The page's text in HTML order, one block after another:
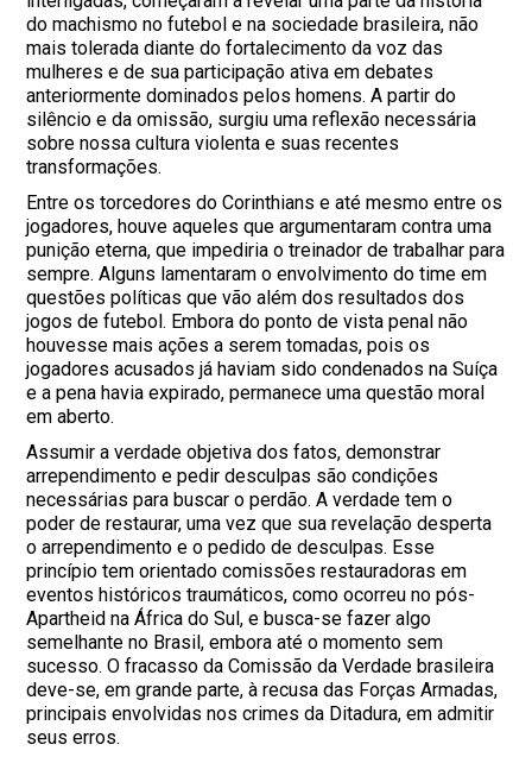
do machismo no futebol e na sociedade brasileira, não
mais tolerada diante do fortalecimento da voz das
mulheres e de sua participação ativa em debates
anteriormente dominados pelos homens. A partir do
silêncio e da omissão, surgiu uma reflexão necessária
sobre nossa cultura violenta e suas recentes
transformações.
Entre os torcedores do Corinthians e até mesmo entre os
jogadores, houve aqueles que argumentaram contra uma
punição eterna, que impediria o treinador de trabalhar para
sempre. Alguns lamentaram o envolvimento do time em
questões políticas que vão além dos resultados dos
jogos de futebol. Embora do ponto de vista penal não
houvesse mais ações a serem tomadas, pois os
jogadores acusados já haviam sido condenados na Suíça
e a pena havia expirado, permanece uma questão moral
em aberto.
Assumir a verdade objetiva dos fatos, demonstrar
arrependimento e pedir desculpas são condições
necessárias para buscar o perdão. A verdade tem o
poder de restaurar, uma vez que sua revelação desperta
o arrependimento e o pedido de desculpas. Esse
princípio tem orientado comissões restauradoras em
eventos históricos traumáticos, como ocorreu no pós-
Apartheid na África do Sul, e busca-se fazer algo
semelhante no Brasil, embora até o momento sem
sucesso. O fracasso da Comissão da Verdade brasileira
deve-se, em grande parte, à recusa das Forças Armadas,
principais envolvidas nos crimes da Ditadura, em admitir
seus erros.